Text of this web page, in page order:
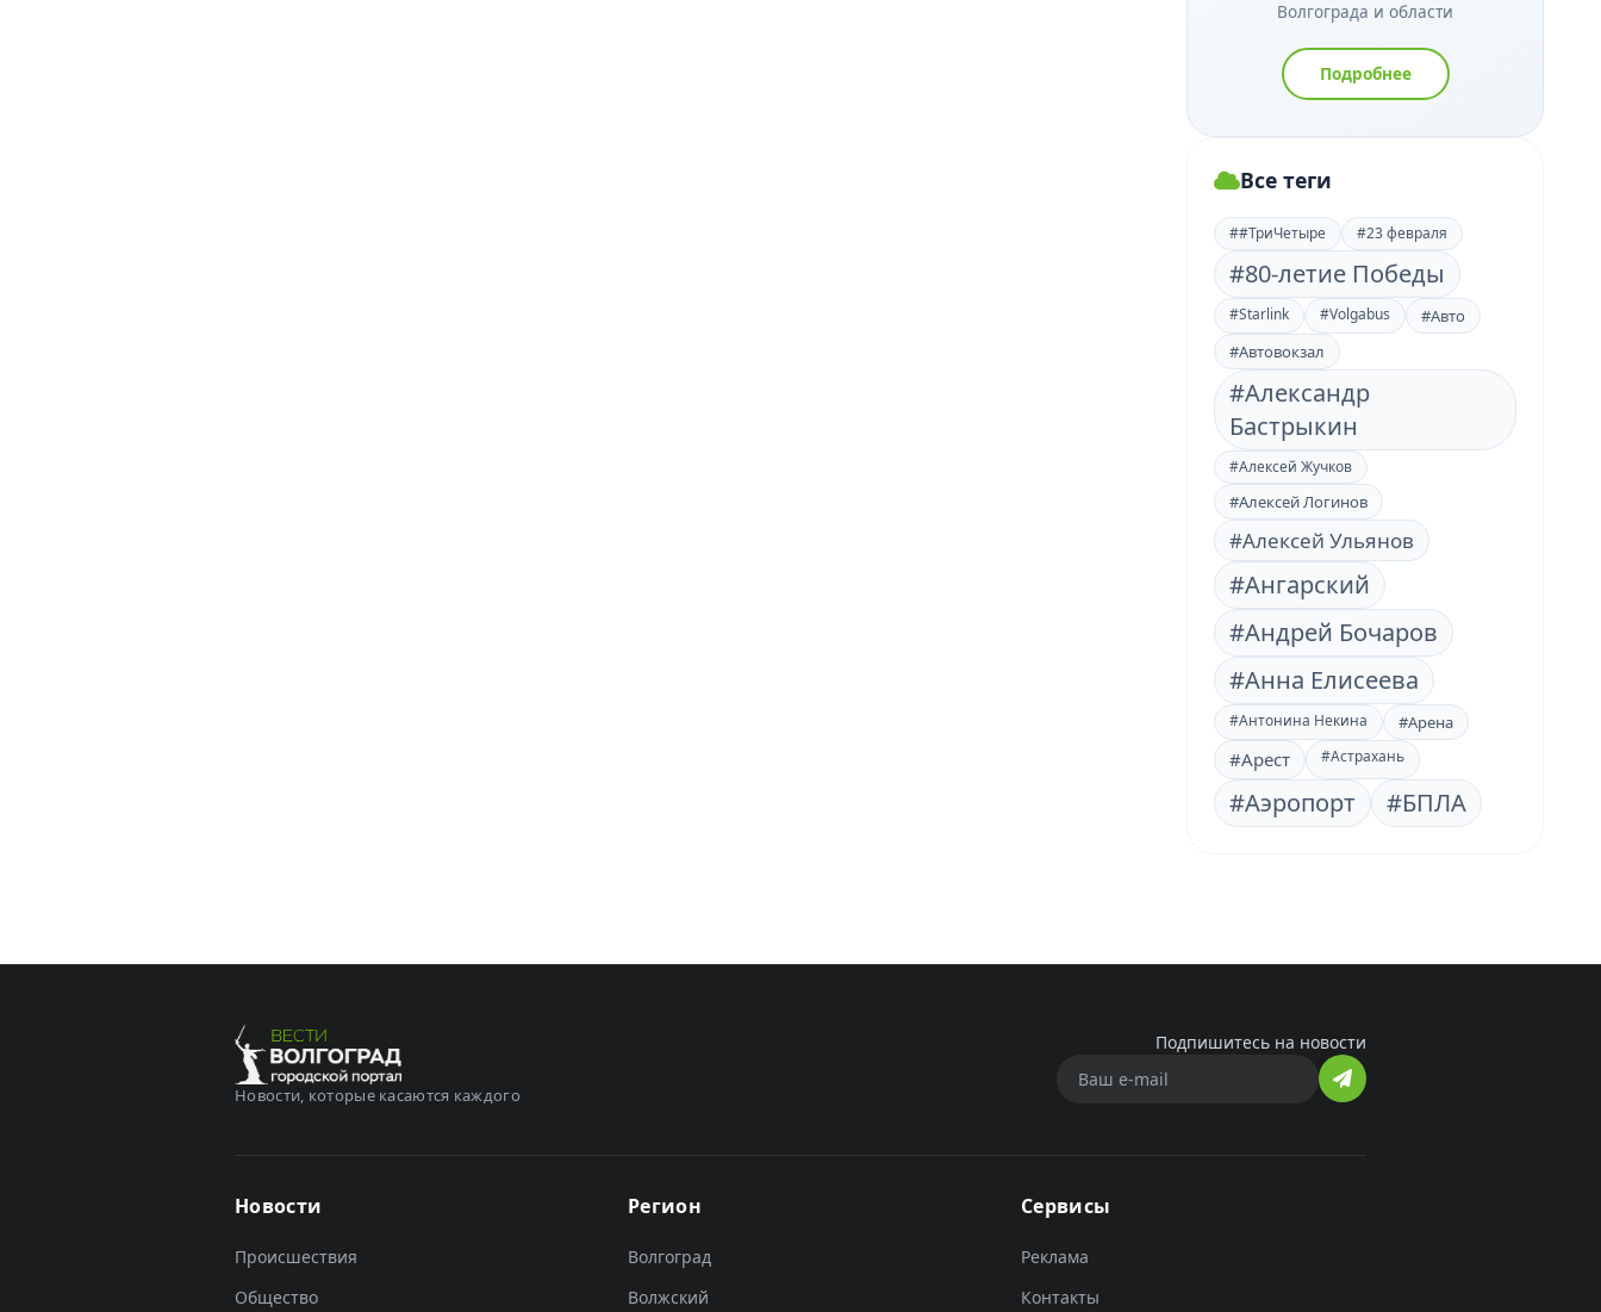
Волгограда и области
Подробнее
Все теги
##ТриЧетыре #23 февраля
#80-летие Победы
#Starlink #Volgabus
#Авто
#Автовокзал
#Александр
Бастрыкин
#Алексей Жучков
#Алексей Логинов
#Алексей Ульянов
#Ангарский
#Андрей Бочаров
#Анна Елисеева
#Антонина Некина #Арена
#Арест #Астрахань
#Аэропорт #БПЛА
Новости, которые касаются каждого
Подпишитесь на новости
Новости
Происшествия
Общество
Регион
Волгоград
Волжский
Сервисы
Реклама
Контакты